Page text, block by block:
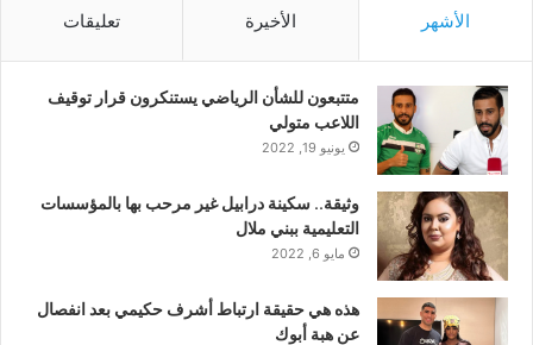
الأشهر الأخيرة تعليقات
متتبعون للشأن الرياضي يستنكرون قرار توقيف
اللاعب متولي
يونيو 19, 2022
وثيقة.. سكينة درابيل غير مرحب بها بالمؤسسات
التعليمية ببني ملال
مايو 6, 2022
هذه هي حقيقة ارتباط أشرف حكيمي بعد انفصال
عن هبة أبوك